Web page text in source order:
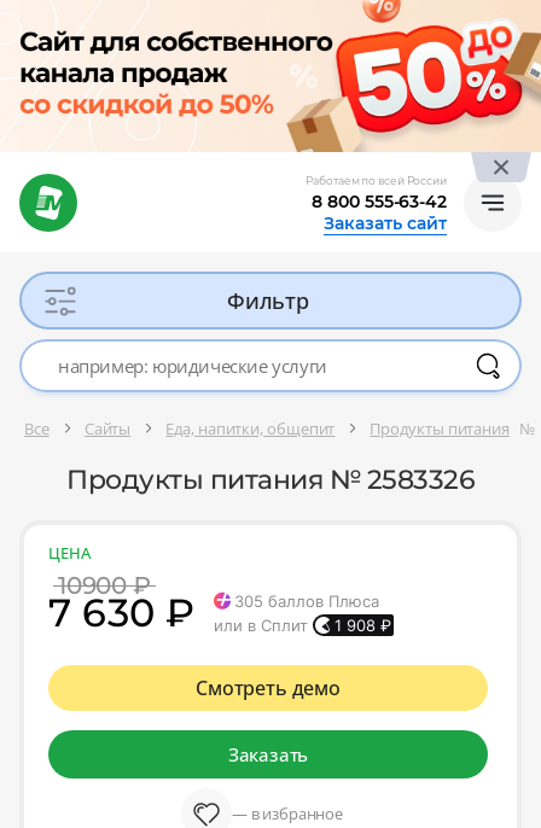
Работаем по всей России
8 800 555-63-42
Заказать сайт
Фильтр
Все Сайты Еда, напитки, общепит Продукты питания №
Продукты питания № 2583326
ЦЕНА
10900 ₽
7 630 ₽ 305 баллов Плюса
или в Сплит
1 908 ₽
Смотреть демо
Заказать
— в избранное